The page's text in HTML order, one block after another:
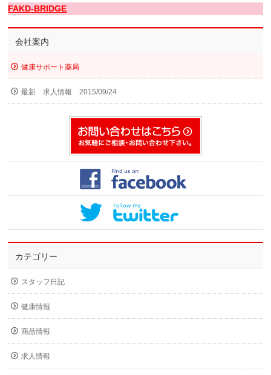
FAKD-BRIDGE
会社案内
健康サポート薬局
最新 求人情報 2015/09/24
カテゴリー
スタッフ日記
健康情報
商品情報
求人情報